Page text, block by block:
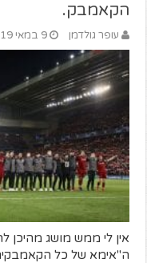
הקאמבק.
עופר גולדמן 9 במאי 2019
אין לי ממש מושג מהיכן
ה"אימא של כל